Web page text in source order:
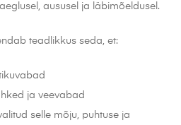
aususel ja läbimõeldusel.
teadlikkus seda, et:
ja veevabad
selle mõju, puhtuse ja